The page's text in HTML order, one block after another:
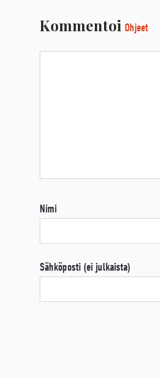
Kommentoi Ohjeet
Nimi
Sähköposti (ei julkaista)